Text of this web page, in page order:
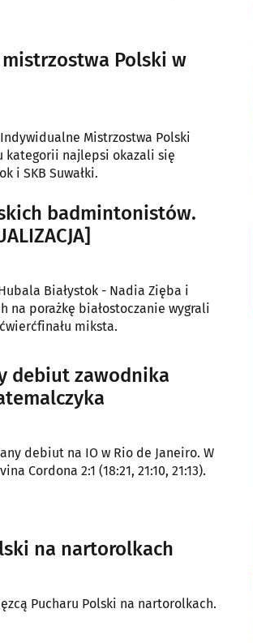
Polski w
Mistrzostwa Polski
kategorii najlepsi okazali się
i SKB Suwałki.
badmintonistów.
Białystok - Nadia Zięba i
na porażkę białostoczanie wygrali
miksta.
debiut zawodnika
debiut na IO w Rio de Janeiro. W
Cordona 2:1 (18:21, 21:10, 21:13).
na nartorolkach
Pucharu Polski na nartorolkach.